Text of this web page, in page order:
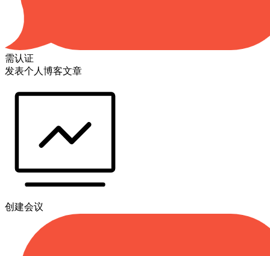
需认证
发表个人博客文章
创建会议